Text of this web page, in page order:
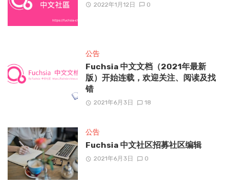
2022年1月12日 0
公告
Fuchsia 中文文档（2021年最新
版）开始连载，欢迎关注、阅读及找
错
2021年6月3日 18
公告
Fuchsia 中文社区招募社区编辑
2021年6月3日 0